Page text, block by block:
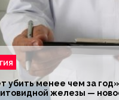
убить менее чем за
железы —